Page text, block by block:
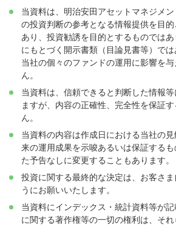
当資料は、明治安田アセットマネジメ
の投資判断の参考となる情報提供を目
あり、投資勧誘を目的とするものでは
にもとづく開示書類（目論見書等）で
当社の個々のファンドの運用に影響を
ん。
当資料は、信頼できると判断した情報
ますが、内容の正確性、完全性を保証
ん。
当資料の内容は作成日における当社の
来の運用成果を示唆あるいは保証する
た予告なしに変更することもあります。
投資に関する最終的な決定は、お客さ
うにお願いいたします。
当資料にインデックス・統計資料等が
に関する著作権等の一切の権利は、そ